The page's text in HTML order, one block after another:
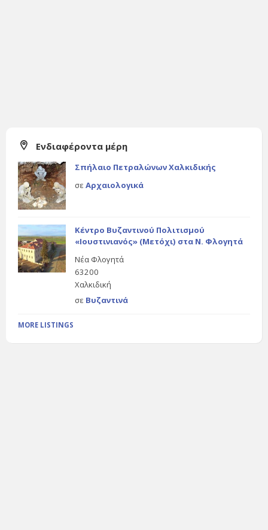
Ενδιαφέροντα μέρη
Σπήλαιο Πετραλώνων Χαλκιδικής
σε Αρχαιολογικά
Κέντρο Βυζαντινού Πολιτισμού
«Ιουστινιανός» (Μετόχι) στα Ν. Φλογητά
Νέα Φλογητά
63200
Χαλκιδική
σε Βυζαντινά
MORE LISTINGS